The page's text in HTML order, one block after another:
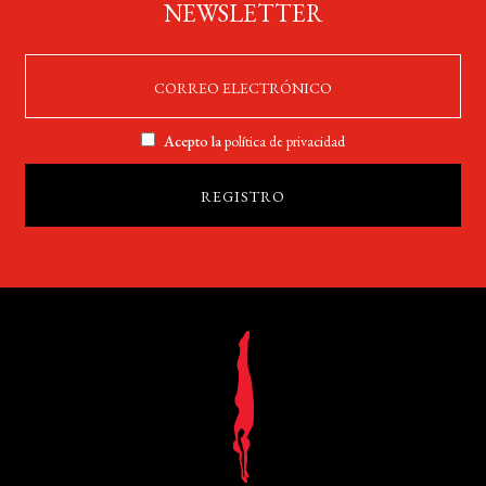
NEWSLETTER
Acepto lapolítica de privacidad